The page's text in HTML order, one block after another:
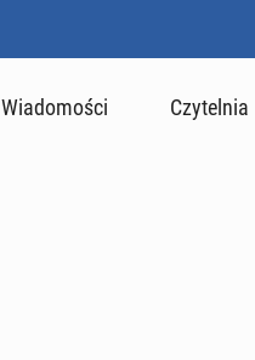
Wiadomości Czytelnia